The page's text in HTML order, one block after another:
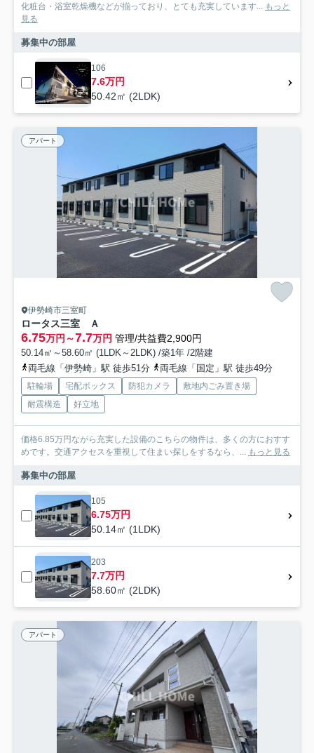
化粧台・浴室乾燥機などが揃っており、とても充実しています... もっと
見る
募集中の部屋
106
7.6万円
50.42㎡ (2LDK)
アパート
伊勢崎市三室町
ロータス三室 Ａ
6.75万円～7.7万円 管理/共益費2,900円
50.14㎡～58.60㎡ (1LDK～2LDK) /築1年 /2階建
両毛線「伊勢崎」駅 徒歩51分
両毛線「国定」駅 徒歩49分
駐輪場 宅配ボックス 防犯カメラ
敷地内ごみ置き場
耐震構造
好立地
価格6.85万円ながら充実した設備のこちらの物件は、多くの方におすす
めです。交通アクセスを重視して住まい探しをするなら、... もっと見る
募集中の部屋
105
6.75万円
50.14㎡ (1LDK)
203
7.7万円
58.60㎡ (2LDK)
アパート